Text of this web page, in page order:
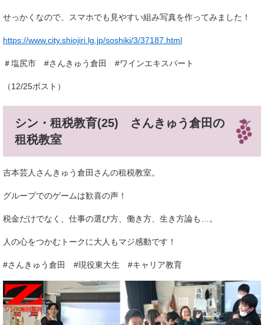
せっかくなので、スマホでも見やすい組み写真を作ってみました！
https://www.city.shiojiri.lg.jp/soshiki/3/37187.html
＃塩尻市 #さんきゅう倉田 #ワインエキスパート
（12/25ポスト）
シン・租税教育(25) さんきゅう倉田の
租税教室
吉本芸人さんきゅう倉田さんの租税教室。
グループでのゲームは歓喜の声！
税金だけでなく、仕事の選び方、働き方、生き方論も…。
人の心をつかむトークに大人もマジ感動です！
#さんきゅう倉田 #現役東大生 #キャリア教育